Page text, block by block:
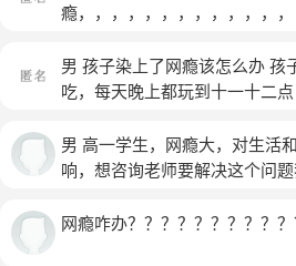
瘾，，，，，，，，，，，，，
男 孩子染上了网瘾该怎么办 孩
吃，每天晚上都玩到十一十二点
男 高一学生，网瘾大，对生活
响，想咨询老师要解决这个问
网瘾咋办？？？？？？？？？？